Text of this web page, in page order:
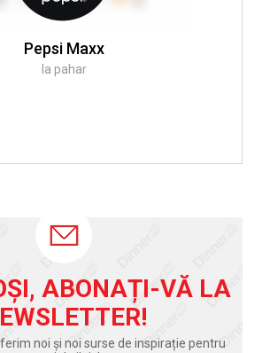
Pepsi Maxx
la pahar
ABONAȚI-VĂ LA
noi și noi surse de inspirație pentru